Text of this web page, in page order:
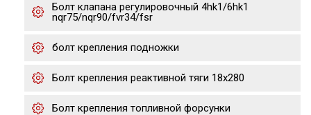
Болт клапана регулировочный 4hk1/6hk1
nqr75/nqr90/fvr34/fsr
болт крепления подножки
Болт крепления реактивной тяги 18x280
Болт крепления топливной форсунки